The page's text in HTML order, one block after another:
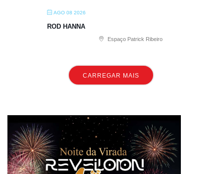
AGO 08 2026
ROD HANNA
Espaço Patrick Ribeiro
CARREGAR MAIS